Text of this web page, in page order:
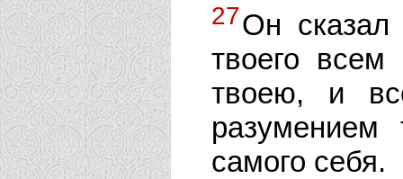
27Он сказал
твоего
твоею, и
разумением
самого себя.